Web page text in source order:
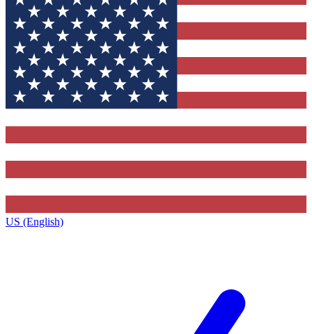
US (English)